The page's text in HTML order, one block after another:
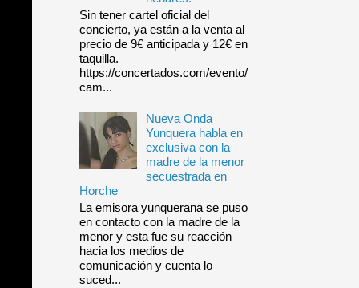
Sin tener cartel oficial del
concierto, ya están a la venta al
precio de 9€ anticipada y 12€ en
taquilla.
https://concertados.com/evento/
cam...
Nueva Onda
Yunquera habla en
exclusiva con la
madre de la menor
secuestrada en
Horche
La emisora yunquerana se puso
en contacto con la madre de la
menor y esta fue su reacción
hacia los medios de
comunicación y cuenta lo
suced...